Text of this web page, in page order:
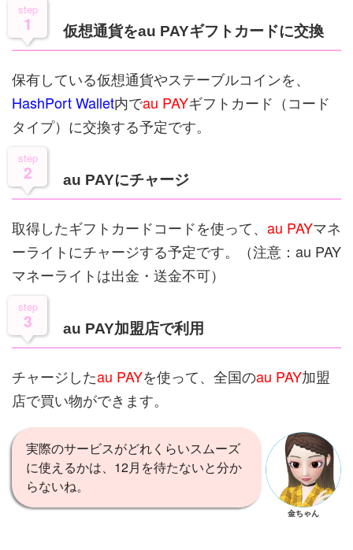
step
1 仮想通貨をau PAYギフトカードに交換
保有している仮想通貨やステーブルコインを、
HashPort Wallet内でau PAYギフトカード（コード
タイプ）に交換する予定です。
step
2 au PAYにチャージ
取得したギフトカードコードを使って、 au PAYマネ
ーライトにチャージする予定です。（注意：au PAY
マネーライトは出金・送金不可）
step
3 au PAY加盟店で利用
チャージしたau PAYを使って、全国のau PAY加盟
店で買い物ができます。
実際のサービスがどれくらいスムーズ
に使えるかは、12月を待たないと分か
らないね。
金ちゃん